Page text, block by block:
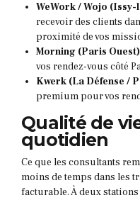
WeWork / Wojo
recevoir des clients
proximité de vos
Morning (Paris Ouest)
vos rendez-vous côté
Kwerk (La Défense /
premium pour vos
Qualité de
quotidien
Ce que les consultants
moins de temps dans les
facturable. À deux